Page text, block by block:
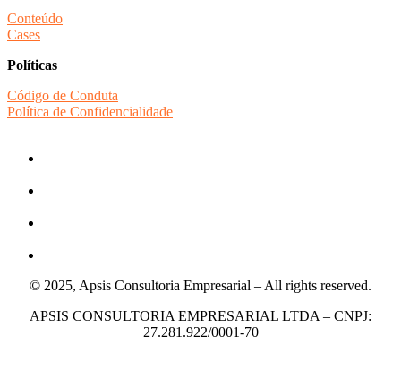
Conteúdo
Cases
Políticas
Código de Conduta
Política de Confidencialidade
© 2025, Apsis Consultoria Empresarial – All rights reserved.
APSIS CONSULTORIA EMPRESARIAL LTDA – CNPJ:
27.281.922/0001-70